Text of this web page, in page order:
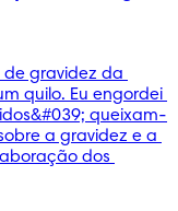
de gravidez da
quilo. Eu engordei
queixam-
a gravidez e a
dos